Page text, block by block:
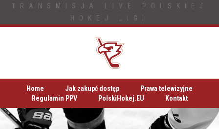
TRANSMISJA LIVE POLSKIEJ
HOKEJ LIGI
Home Jak zakupć dostęp
Prawa telewizyjne
Regulamin PPV
PolskiHokej.EU Kontakt